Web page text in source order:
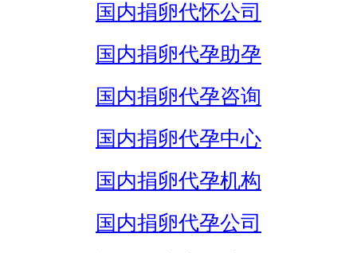
国内捐卵代怀公司
国内捐卵代孕助孕
国内捐卵代孕咨询
国内捐卵代孕中心
国内捐卵代孕机构
国内捐卵代孕公司